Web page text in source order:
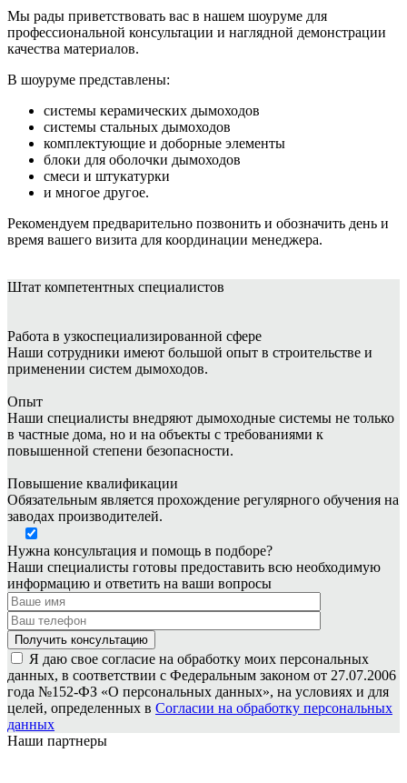
Мы рады приветствовать вас в нашем шоуруме для
профессиональной консультации и наглядной демонстрации
качества материалов.
В шоуруме представлены:
системы керамических дымоходов
системы стальных дымоходов
комплектующие и доборные элементы
блоки для оболочки дымоходов
смеси и штукатурки
и многое другое.
Рекомендуем предварительно позвонить и обозначить день и
время вашего визита для координации менеджера.
Штат компетентных специалистов
Работа в узкоспециализированной сфере
Наши сотрудники имеют большой опыт в строительстве и
применении систем дымоходов.
Опыт
Наши специалисты внедряют дымоходные системы не только
в частные дома, но и на объекты с требованиями к
повышенной степени безопасности.
Повышение квалификации
Обязательным является прохождение регулярного обучения на
заводах производителей.
Нужна консультация и помощь в подборе?
Наши специалисты готовы предоставить всю необходимую
информацию и ответить на ваши вопросы
Я даю свое согласие на обработку моих персональных
данных, в соответствии с Федеральным законом от 27.07.2006
года №152-ФЗ «О персональных данных», на условиях и для
целей, определенных в Согласии на обработку персональных
данных
Наши партнеры